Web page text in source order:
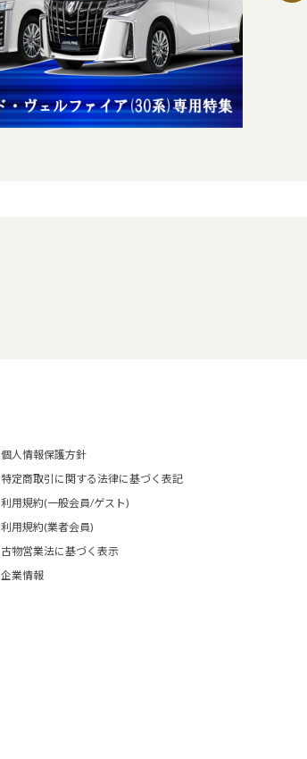
個人情報保護方針
特定商取引に関する法律に基づく表記
利用規約(一般会員/ゲスト)
利用規約(業者会員)
古物営業法に基づく表示
企業情報